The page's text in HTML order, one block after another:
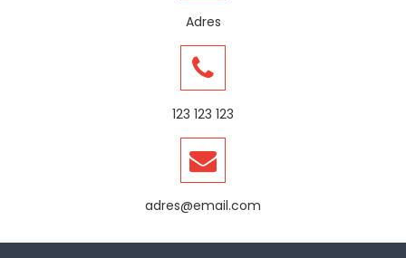
Adres
123 123 123
adres@email.com